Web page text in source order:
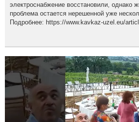
электроснабжение восстановили, однако
проблема остается нерешенной уже
Подробнее: https://www.kavkaz-uzel.eu/